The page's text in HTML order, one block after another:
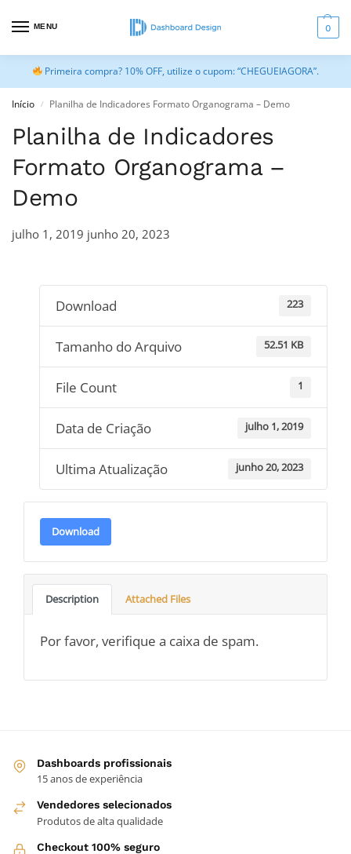
MENU 0
Primeira compra? 10% OFF, utilize o cupom: “CHEGUEIAGORA”.
Início / Planilha de Indicadores Formato Organograma – Demo
Planilha de Indicadores
Formato Organograma –
Demo
julho 1, 2019 junho 20, 2023
Download 223
Tamanho do Arquivo 52.51 KB
File Count 1
Data de Criação julho 1, 2019
Ultima Atualização junho 20, 2023
Download
Description Attached Files
Por favor, verifique a caixa de spam.
Dashboards profissionais
15 anos de experiência
Vendedores selecionados
Produtos de alta qualidade
Checkout 100% seguro